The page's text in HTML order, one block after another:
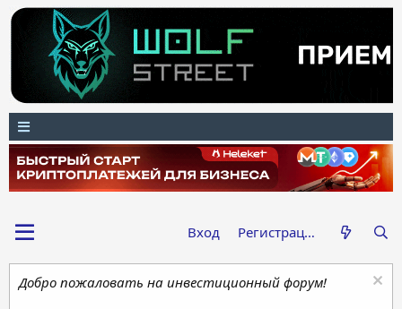
Вход Регистрация
Добро пожаловать на инвестиционный форум!